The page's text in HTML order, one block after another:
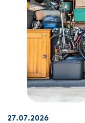
27.07.2026